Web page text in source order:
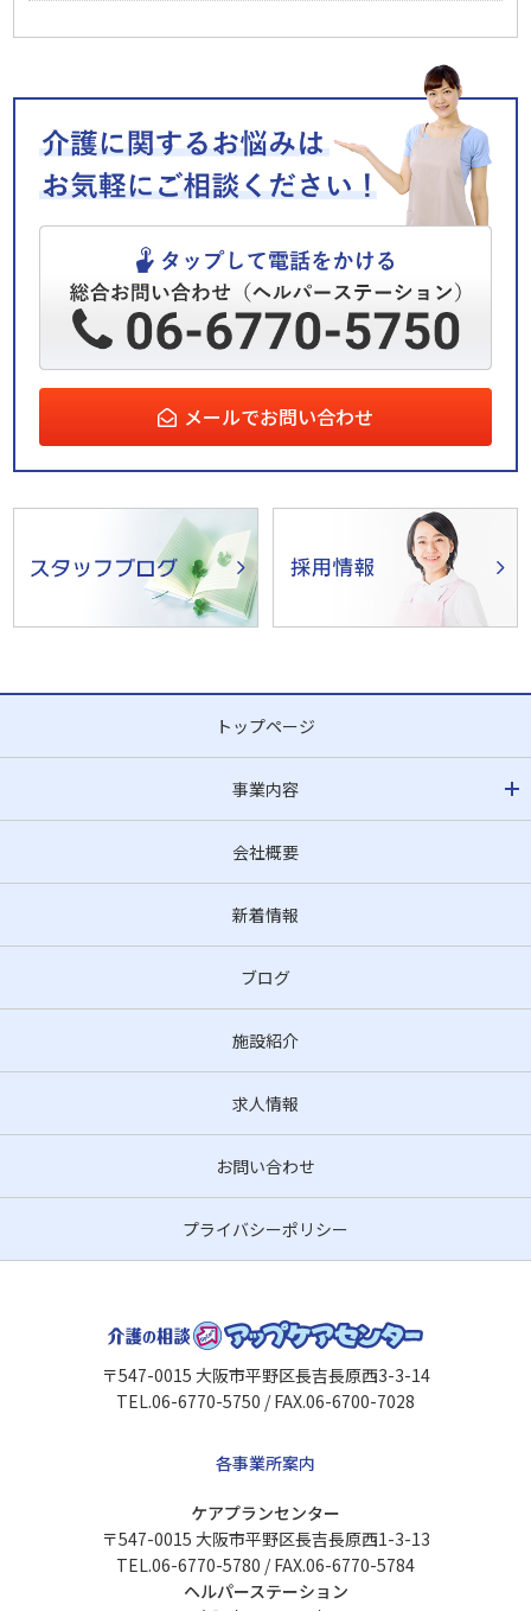
メールでお問い合わせ
トップページ
事業内容
会社概要
新着情報
ブログ
施設紹介
求人情報
お問い合わせ
プライバシーポリシー
〒547-0015 大阪市平野区長吉長原西3-3-14
TEL.06-6770-5750 / FAX.06-6700-7028
各事業所案内
ケアプランセンター
〒547-0015 大阪市平野区長吉長原西1-3-13
TEL.06-6770-5780 / FAX.06-6770-5784
ヘルパーステーション